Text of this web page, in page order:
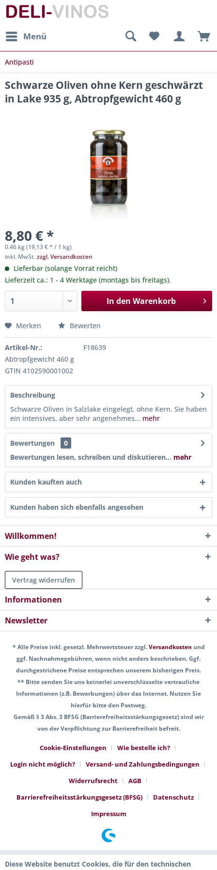
Menü
Antipasti
Schwarze Oliven ohne Kern geschwärzt
in Lake 935 g, Abtropfgewicht 460 g
8,80 € *
0.46 kg (19,13 € * / 1 kg)
inkl. MwSt.zzgl. Versandkosten
Lieferbar (solange Vorrat reicht)
Lieferzeit ca.: 1 - 4 Werktage (montags bis freitags).
In den Warenkorb
Merken Bewerten
Artikel-Nr.:
F18639
Abtropfgewicht 460 g
GTIN 4102590001002
Beschreibung
Schwarze Oliven in Salzlake eingelegt, ohne Kern. Sie haben
ein intensives, aber sehr angenehmes... mehr
Bewertungen
0
Bewertungen lesen, schreiben und diskutieren... mehr
Kunden kauften auch
Kunden haben sich ebenfalls angesehen
Willkommen!
Wie geht was?
Vertrag widerrufen
Informationen
Newsletter
* Alle Preise inkl. gesetzl. Mehrwertsteuer zzgl.Versandkosten und
ggf. Nachnahmegebühren, wenn nicht anders beschrieben. Ggf.
durchgestrichene Preise entsprechen unserem bisherigen Preis.
** Bitte senden Sie uns keinerlei unverschlüsselte vertrauliche
Informationen (z.B. Bewerbungen) über das Internet. Nutzen Sie
hierfür bitte den Postweg.
Gemäß § 3 Abs. 3 BFSG (Barrierefreiheitsstärkungsgesetz) sind wir
von der Verpflichtung zur Barrierefreiheit befreit.
Cookie-Einstellungen
Wie bestelle ich?
Login nicht möglich?
Versand- und Zahlungsbedingungen
Widerrufsrecht
AGB
Barrierefreiheitsstärkungsgesetz (BFSG)
Datenschutz
Impressum
Diese Website benutzt Cookies, die für den technischen